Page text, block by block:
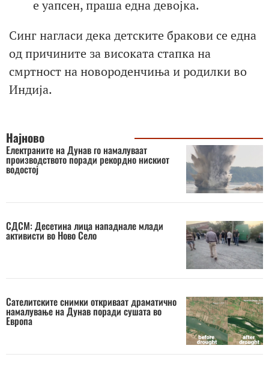
е уапсен, праша една девојка.
Синг нагласи дека детските бракови се една
од причините за високата стапка на
смртност на новороденчиња и родилки во
Индија.
Најново
Електраните на Дунав го намалуваат
производството поради рекордно нискиот
водостој
СДСМ: Десетина лица нападнале млади
активисти во Ново Село
Сателитските снимки откриваат драматично
намалување на Дунав поради сушата во
Европа